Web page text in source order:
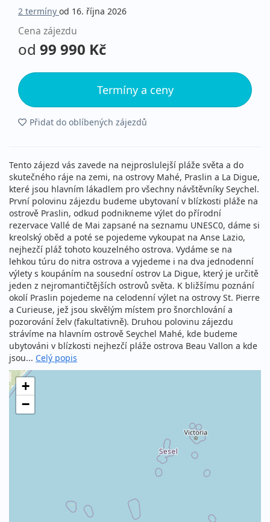
2 termíny od 16. října 2026
Cena zájezdu
od 99 990 Kč
Termíny a ceny
Přidat do oblíbených zájezdů
Tento zájezd vás zavede na nejproslulejší pláže světa a do
skutečného ráje na zemi, na ostrovy Mahé, Praslin a La Digue,
které jsou hlavním lákadlem pro všechny návštěvníky Seychel.
První polovinu zájezdu budeme ubytovaní v blízkosti pláže na
ostrově Praslin, odkud podnikneme výlet do přírodní
rezervace Vallé de Mai zapsané na seznamu UNESC0, dáme si
kreolský oběd a poté se pojedeme vykoupat na Anse Lazio,
nejhezčí pláž tohoto kouzelného ostrova. Vydáme se na
lehkou túru do nitra ostrova a vyjedeme i na dva jednodenní
výlety s koupáním na sousední ostrov La Digue, který je určitě
jeden z nejromantičtějších ostrovů světa. K bližšímu poznání
okolí Praslin pojedeme na celodenní výlet na ostrovy St. Pierre
a Curieuse, jež jsou skvělým místem pro šnorchlování a
pozorování želv (fakultativně). Druhou polovinu zájezdu
strávíme na hlavním ostrově Seychel Mahé, kde budeme
ubytováni v blízkosti nejhezčí pláže ostrova Beau Vallon a kde
jsou... Celý popis
+
−